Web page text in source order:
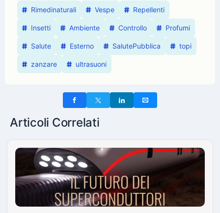
Rimedinaturali Vespe Repellenti
Insetti Ambiente Controllo Profumi
Salute Esterno SalutePubblica topi
zanzare ultrasuoni
Articoli Correlati